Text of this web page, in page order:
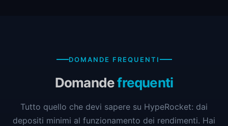
DOMANDE FREQUENTI
Domandefrequenti
Tutto quello che devi sapere su HypeRocket: dai
depositi minimi al funzionamento dei rendimenti. Hai